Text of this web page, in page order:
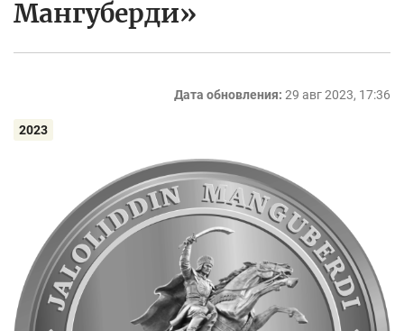
Мангуберди»
Дата обновления: 29 авг 2023, 17:36
2023